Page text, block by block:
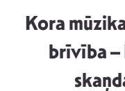
Kora
brīvība –